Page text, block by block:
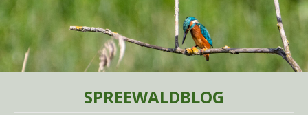
SPREEWALDBLOG